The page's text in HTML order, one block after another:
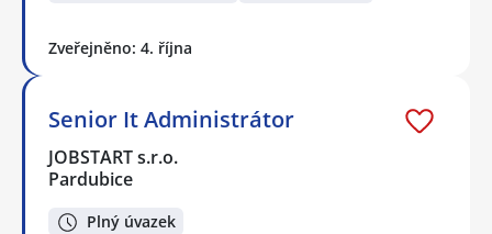
Zveřejněno: 4. října
Senior It Administrátor
JOBSTART s.r.o.
Pardubice
Plný úvazek